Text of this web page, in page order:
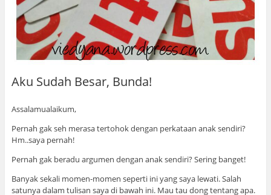
Aku Sudah Besar, Bunda!
Assalamualaikum,
Pernah gak seh merasa tertohok dengan perkataan anak sendiri?
Hm..saya pernah!
Pernah gak beradu argumen dengan anak sendiri? Sering banget!
Banyak sekali momen-momen seperti ini yang saya lewati. Salah
satunya dalam tulisan saya di bawah ini. Mau tau dong tentang apa.